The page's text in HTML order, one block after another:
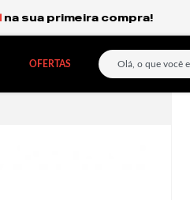
o Sul e São Paulo.
OFERTAS